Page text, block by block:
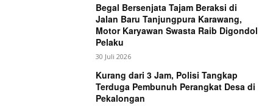
Begal Bersenjata Tajam Beraksi di
Jalan Baru Tanjungpura Karawang,
Motor Karyawan Swasta Raib Digondol
Pelaku
30 Juli 2026
Kurang dari 3 Jam, Polisi Tangkap
Terduga Pembunuh Perangkat Desa di
Pekalongan